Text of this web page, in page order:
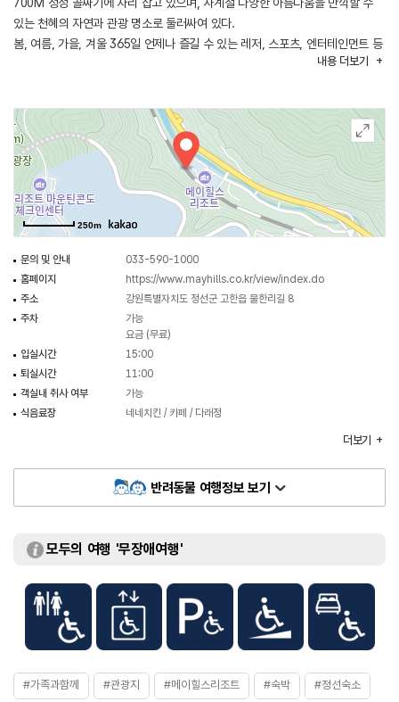
있는 천혜의 자연과 관광 명소로 둘러싸여 있다.
봄, 여름, 가을, 겨울 365일 언제나 즐길 수 있는 레저, 스포츠, 엔터테인먼트 등
다양한 콘텐츠를 제공하며 고급스러운 외관과 첨단 시설을 갖춘 HIGH-END
내국인 출입이 가능한 국내 유일의 강원랜드 카지노와 유럽풍 계곡형 스키장이
있어 짜릿하고 여유로운 스키를 즐길 수 있고, 국내 최고 해발 1,100m의 청정
고원지대에 있는 강원랜드 골프장은 한여름에도 25도를 넘지 않아 언제나
쾌적한 라운딩을 즐길 수 있다.
내용 더보기
250m
문의 및 안내
033-590-1000
홈페이지
https://www.mayhills.co.kr/view/index.do
주소
강원특별자치도 정선군 고한읍 물한리길 8
주차
가능
요금 (무료)
입실시간
15:00
퇴실시간
11:00
객실내 취사 여부
가능
식음료장
네네치킨 / 카페 / 다래정
객실유형
HILLS ROOM, WILLOW ROOM, OAK ROOM,
MAPLE ROOM, PINE ROOM, SUITE ROOM
부대시설
사우나 / 노래방 / 편의점 등
더보기
반려동물 여행정보 보기
모두의 여행 '무장애여행'
#가족과함께 #관광지 #메이힐스리조트 #숙박 #정선숙소